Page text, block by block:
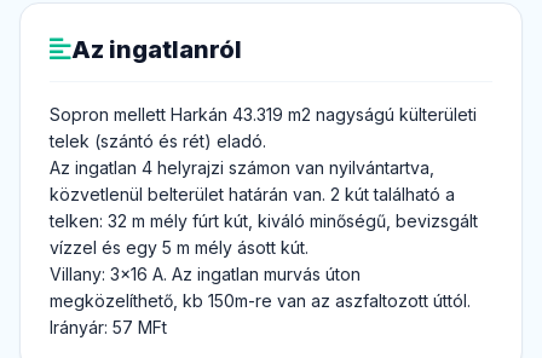
Az ingatlanról
Sopron mellett Harkán 43.319 m2 nagyságú külterületi
telek (szántó és rét) eladó.
Az ingatlan 4 helyrajzi számon van nyilvántartva,
közvetlenül belterület határán van. 2 kút található a
telken: 32 m mély fúrt kút, kiváló minőségű, bevizsgált
vízzel és egy 5 m mély ásott kút.
Villany: 3x16 A. Az ingatlan murvás úton
megközelíthető, kb 150m-re van az aszfaltozott úttól.
Irányár: 57 MFt